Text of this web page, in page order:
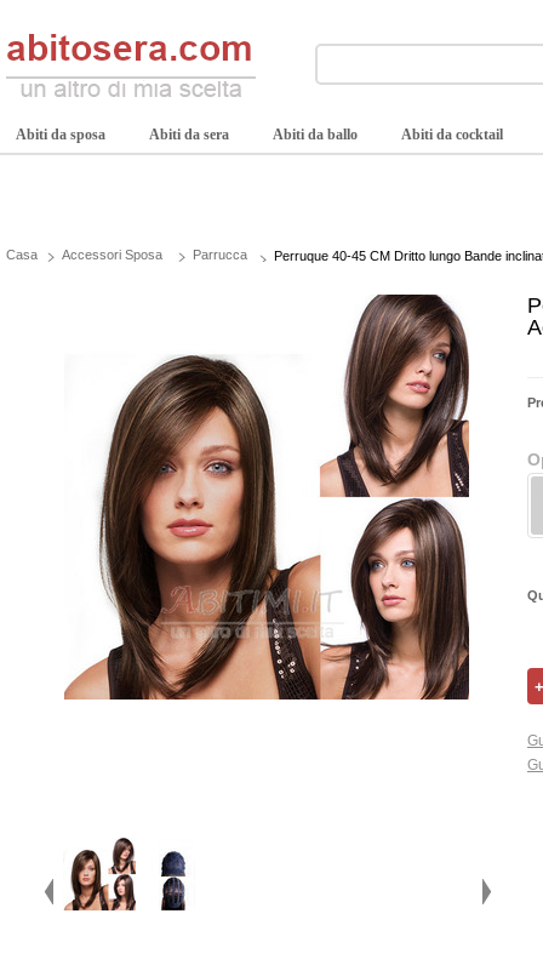
Abiti da sposa Abiti da sera Abiti da ballo Abiti da cocktail
Casa Accessori Sposa Parrucca Perruque 40-45 CM Dritto lungo Bande